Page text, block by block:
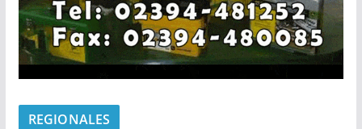
REGIONALES